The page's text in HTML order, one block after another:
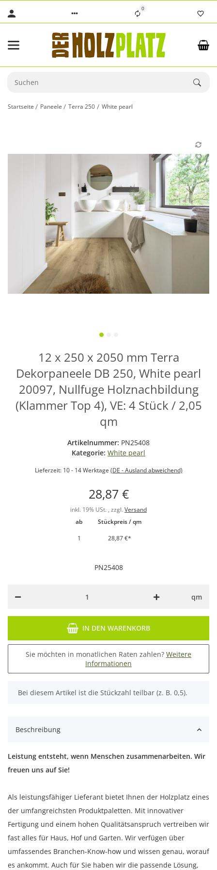
0
Startseite Paneele Terra 250 White pearl
12 x 250 x 2050 mm Terra
Dekorpaneele DB 250, White pearl
20097, Nullfuge Holznachbildung
(Klammer Top 4), VE: 4 Stück / 2,05
qm
Artikelnummer: PN25408
Kategorie: White pearl
Lieferzeit: 10 - 14 Werktage (DE - Ausland abweichend)
28,87 €
inkl. 19% USt. , zzgl. Versand
ab
Stückpreis / qm
1
28,87 €*
PN25408
qm
IN DEN WARENKORB
Sie möchten in monatlichen Raten zahlen? Weitere
Informationen
x
Bei diesem Artikel ist die Stückzahl teilbar (z. B. 0,5).
Beschreibung
Leistung entsteht, wenn Menschen zusammenarbeiten. Wir
freuen uns auf Sie!
Als leistungsfähiger Lieferant bietet Ihnen der Holzplatz eines
der umfangreichsten Produktpaletten. Mit innovativer
Fertigung und einem hohen Qualitätsanspruch vertreiben wir
fast alles für Haus, Hof und Garten. Wir verfügen über
umfassendes Branchen-Know-how und wissen genau, worauf
es ankommt. Auch für Sie haben wir die passende Lösung,